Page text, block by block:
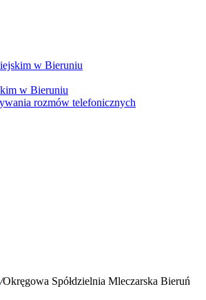
w Bieruniu
w Bieruniu
rozmów telefonicznych
/Okręgowa Spółdzielnia Mleczarska Bieruń